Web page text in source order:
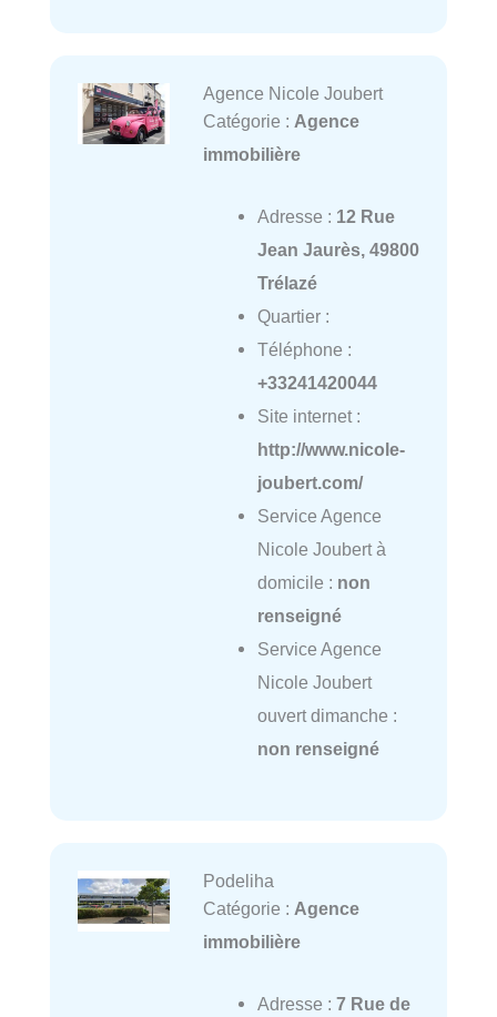
Agence Nicole Joubert
Catégorie : Agence
immobilière
Adresse : 12 Rue
Jean Jaurès, 49800
Trélazé
Quartier :
Téléphone :
+33241420044
Site internet :
http://www.nicole-
joubert.com/
Service Agence
Nicole Joubert à
domicile : non
renseigné
Service Agence
Nicole Joubert
ouvert dimanche :
non renseigné
Podeliha
Catégorie : Agence
immobilière
Adresse : 7 Rue de